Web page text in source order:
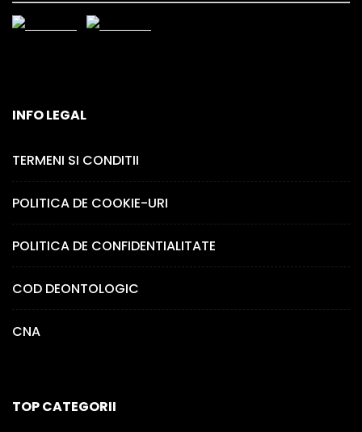
INFO LEGAL
TERMENI SI CONDITII
POLITICA DE COOKIE-URI
POLITICA DE CONFIDENTIALITATE
COD DEONTOLOGIC
CNA
TOP CATEGORII